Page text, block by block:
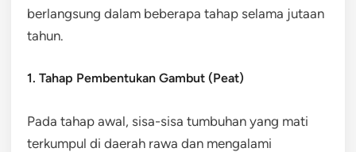
berlangsung dalam beberapa tahap selama jutaan
tahun.
1. Tahap Pembentukan Gambut (Peat)
Pada tahap awal, sisa-sisa tumbuhan yang mati
terkumpul di daerah rawa dan mengalami